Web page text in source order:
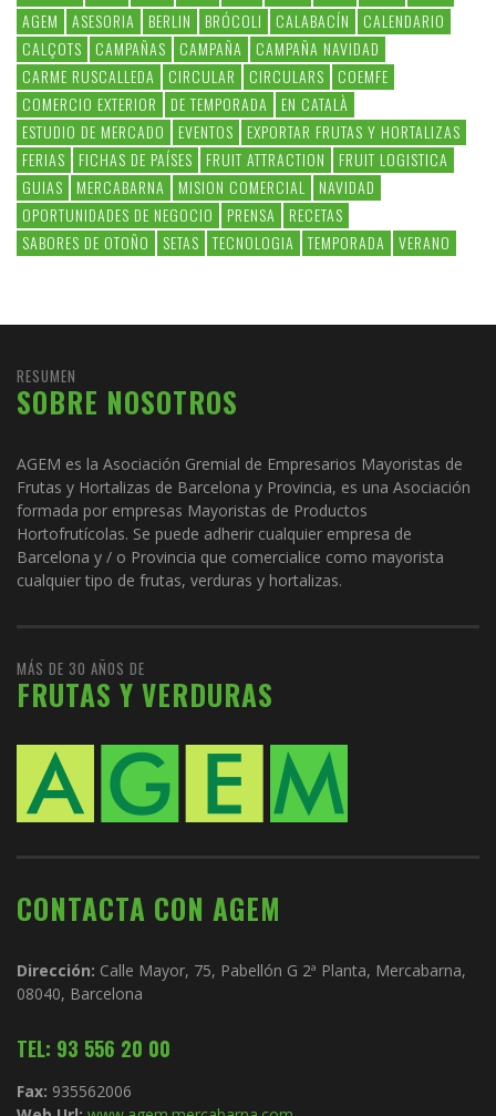
AGEM
ASESORIA BERLIN BRÓCOLI CALABACÍN
CALENDARIO
CALÇOTS
CAMPAÑAS CAMPAÑA
CAMPAÑA NAVIDAD
CARME RUSCALLEDA
CIRCULAR CIRCULARS
COEMFE
COMERCIO EXTERIOR
DE TEMPORADA
EN CATALÀ
ESTUDIO DE MERCADO
EVENTOS
EXPORTAR FRUTAS Y HORTALIZAS
FERIAS
FICHAS DE PAÍSES FRUIT ATTRACTION
FRUIT LOGISTICA
GUIAS
MERCABARNA MISION COMERCIAL
NAVIDAD
OPORTUNIDADES DE NEGOCIO
PRENSA
RECETAS
SABORES DE OTOÑO
SETAS TECNOLOGIA TEMPORADA VERANO
RESUMEN
SOBRE NOSOTROS
AGEM es la Asociación Gremial de Empresarios Mayoristas de
Frutas y Hortalizas de Barcelona y Provincia, es una Asociación
formada por empresas Mayoristas de Productos
Hortofrutícolas. Se puede adherir cualquier empresa de
Barcelona y / o Provincia que comercialice como mayorista
cualquier tipo de frutas, verduras y hortalizas.
MÁS DE 30 AÑOS DE
FRUTAS Y VERDURAS
CONTACTA CON AGEM
Dirección: Calle Mayor, 75, Pabellón G 2ª Planta, Mercabarna,
08040, Barcelona
TEL: 93 556 20 00
Fax: 935562006